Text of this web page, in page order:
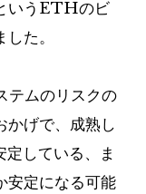
いうETHのビ
た。
ムのリスクの
かげで、成熟し
している、ま
安定になる可能